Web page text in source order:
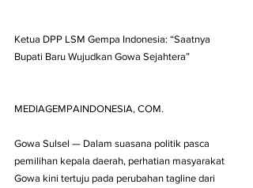
Ketua DPP LSM Gempa Indonesia: “Saatnya
Bupati Baru Wujudkan Gowa Sejahtera”
MEDIAGEMPAINDONESIA, COM.
Gowa Sulsel — Dalam suasana politik pasca
pemilihan kepala daerah, perhatian masyarakat
Gowa kini tertuju pada perubahan tagline dari